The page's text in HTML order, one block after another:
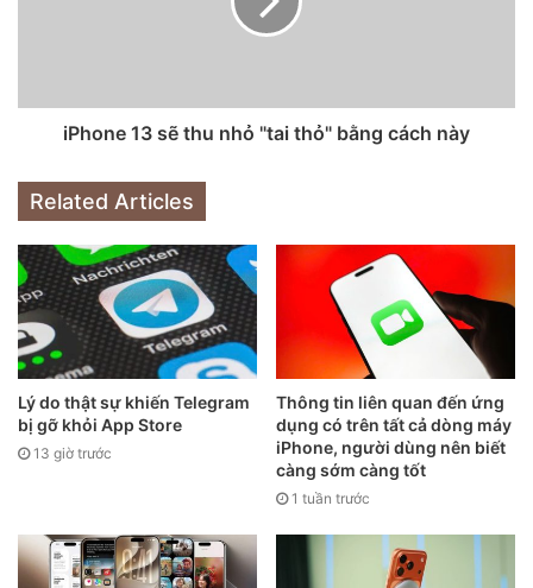
mở khóa iPhone đạt tỷ lệ yêu thích 23%, tiếp theo là 14%
cho tính năng chọn dữ liệu nguồn cung ứng cộng đồng của
tình hình giao thông,…
iPhone 13 sẽ thu nhỏ "tai thỏ" bằng cách này
Related Articles
Lý do thật sự khiến Telegram
bị gỡ khỏi App Store
13 giờ trước
Thông tin liên quan đến ứng
dụng có trên tất cả dòng máy
iPhone, người dùng nên biết
càng sớm càng tốt
1 tuần trước